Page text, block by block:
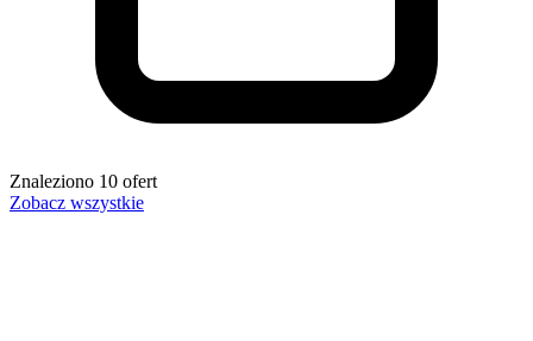
Znaleziono 10 ofert
Zobacz wszystkie